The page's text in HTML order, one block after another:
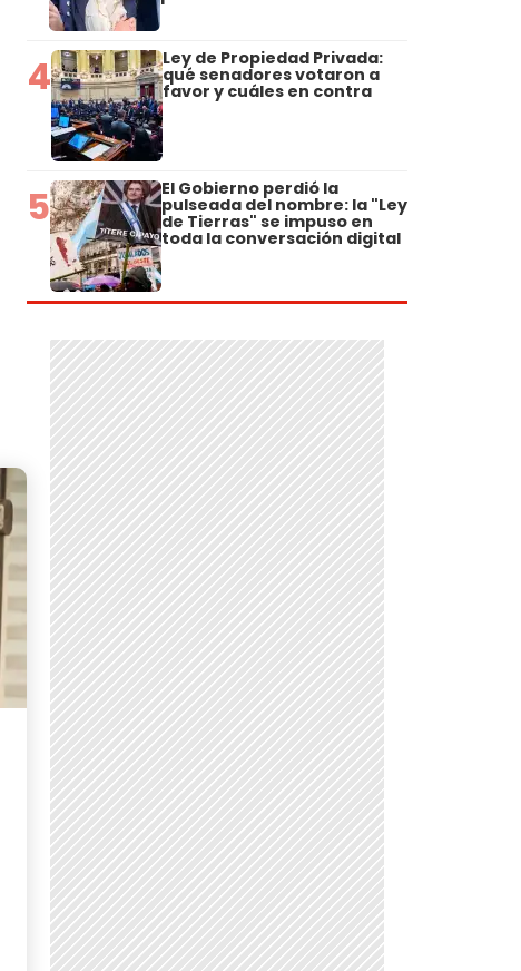
4 Ley de Propiedad Privada:
qué senadores votaron a
favor y cuáles en contra
5 El Gobierno perdió la
pulseada del nombre: la "Ley
de Tierras" se impuso en
toda la conversación digital